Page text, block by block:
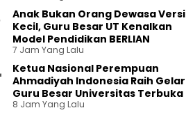
Anak Bukan Orang Dewasa Versi
Kecil, Guru Besar UT Kenalkan
Model Pendidikan BERLIAN
7 Jam Yang Lalu
Ketua Nasional Perempuan
Ahmadiyah Indonesia Raih Gelar
Guru Besar Universitas Terbuka
8 Jam Yang Lalu